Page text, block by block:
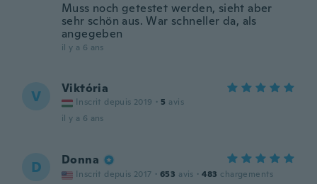
Muss noch getestet werden, sieht aber
sehr schön aus. War schneller da, als
angegeben
il y a 6 ans
V Viktória
Inscrit depuis 2019 · 5 avis
il y a 6 ans
D Donna
Inscrit depuis 2017 · 653 avis · 483 chargements